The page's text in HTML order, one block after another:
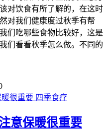
对饮食有所了解的，在这时
对我们健康度过秋季有帮
们吃哪些食物比较好，这是
们看看秋季怎么做。不同的
四季食疗
意保暖很重要